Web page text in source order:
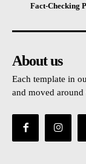
Fact-Checking
About us
Each template in
and moved